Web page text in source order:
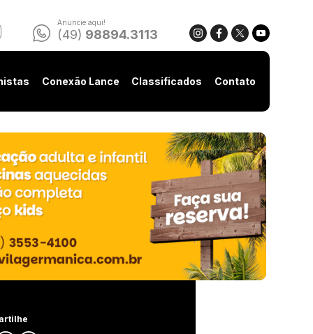
Anuncie aqui!
(49) 98894.3113
Conexão Lance Classificados Contato